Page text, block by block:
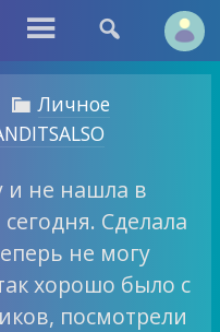
 
 Личное
и не нашла в
Сделала
не могу
хорошо было с
посмотрели